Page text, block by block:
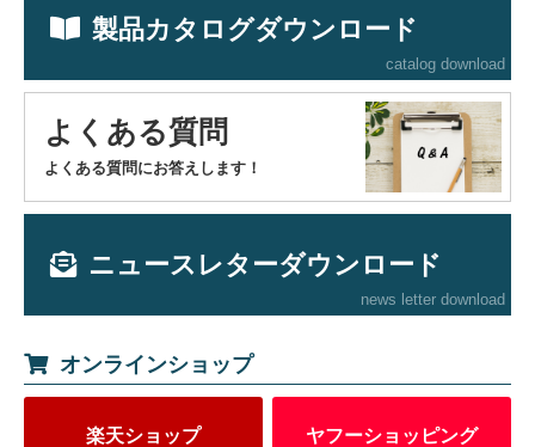
製品カタログダウンロード
catalog download
よくある質問
よくある質問にお答えします！
ニュースレターダウンロード
news letter download
オンラインショップ
楽天ショップ ヤフーショッピング